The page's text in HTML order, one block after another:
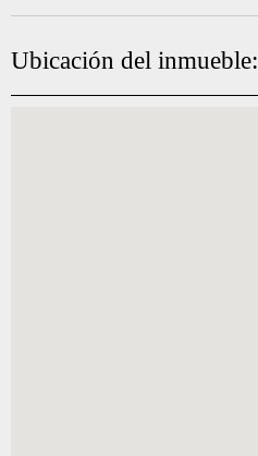
Ubicación del inmueble: